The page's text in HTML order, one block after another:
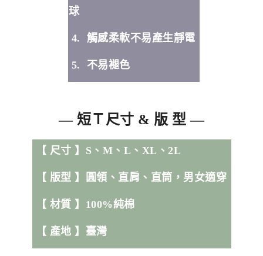
球
4. 觸感柔軟不易產生靜電
5. 不易褪色
— 短Ｔ尺寸 & 版 型 —
【 尺寸 】 S、M、L、XL、2L
【 版型 】圓領、直肩、直筒 ，男女適穿
【 材質 】100%純棉
【 產地 】臺灣